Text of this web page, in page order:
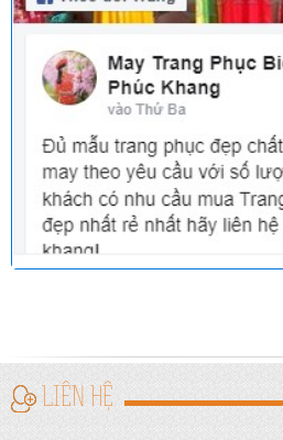
LIÊN HỆ